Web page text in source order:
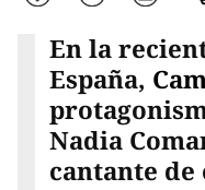
En la
España,
Nadia
cantante